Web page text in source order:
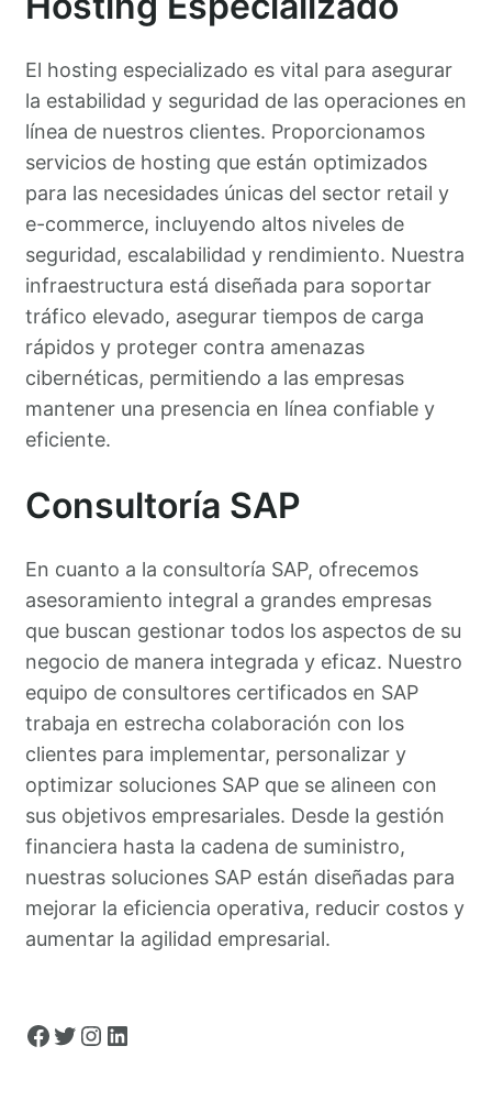
El hosting especializado es vital para asegurar
la estabilidad y seguridad de las operaciones en
línea de nuestros clientes. Proporcionamos
servicios de hosting que están optimizados
para las necesidades únicas del sector retail y
e-commerce, incluyendo altos niveles de
seguridad, escalabilidad y rendimiento. Nuestra
infraestructura está diseñada para soportar
tráfico elevado, asegurar tiempos de carga
rápidos y proteger contra amenazas
cibernéticas, permitiendo a las empresas
mantener una presencia en línea confiable y
eficiente.
Consultoría SAP
En cuanto a la consultoría SAP, ofrecemos
asesoramiento integral a grandes empresas
que buscan gestionar todos los aspectos de su
negocio de manera integrada y eficaz. Nuestro
equipo de consultores certificados en SAP
trabaja en estrecha colaboración con los
clientes para implementar, personalizar y
optimizar soluciones SAP que se alineen con
sus objetivos empresariales. Desde la gestión
financiera hasta la cadena de suministro,
nuestras soluciones SAP están diseñadas para
mejorar la eficiencia operativa, reducir costos y
aumentar la agilidad empresarial.
Facebook Twitter Instagram LinkedIn